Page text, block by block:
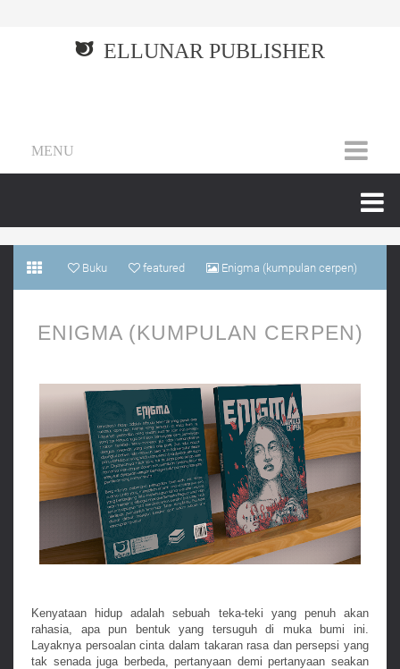
ELLUNAR PUBLISHER
MENU
Buku featured Enigma (kumpulan cerpen)
ENIGMA (KUMPULAN CERPEN)
Kenyataan hidup adalah sebuah teka-teki yang penuh akan
rahasia, apa pun bentuk yang tersuguh di muka bumi ini.
Layaknya persoalan cinta dalam takaran rasa dan persepsi yang
tak senada juga berbeda, pertanyaan demi pertanyaan seakan